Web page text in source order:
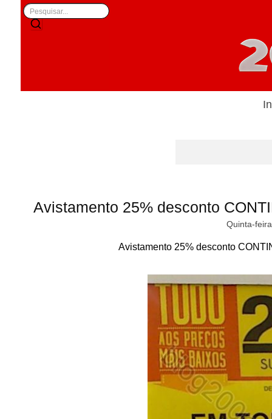
Avistamento 25% desconto
Quinta-
Avistamento 25% desconto